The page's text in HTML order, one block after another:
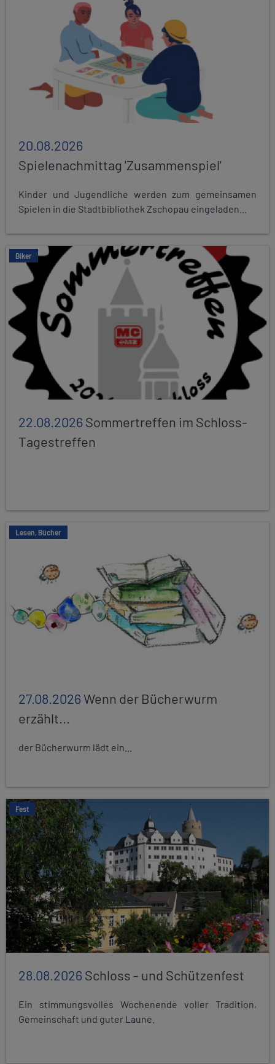
20.08.2026
Spielenachmittag 'Zusammenspiel'
Kinder und Jugendliche werden zum gemeinsamen
Spielen in die Stadtbibliothek Zschopau eingeladen...
Biker
22.08.2026Sommertreffen im Schloss-
Tagestreffen
Lesen, Bücher
27.08.2026Wenn der Bücherwurm
erzählt...
der Bücherwurm lädt ein...
Fest
28.08.2026Schloss - und Schützenfest
Ein stimmungsvolles Wochenende voller Tradition,
Gemeinschaft und guter Laune.